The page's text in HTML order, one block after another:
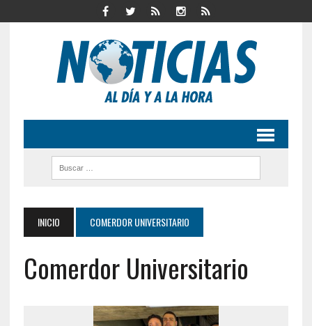
INICIO COMERDOR UNIVERSITARIO
Comerdor Universitario